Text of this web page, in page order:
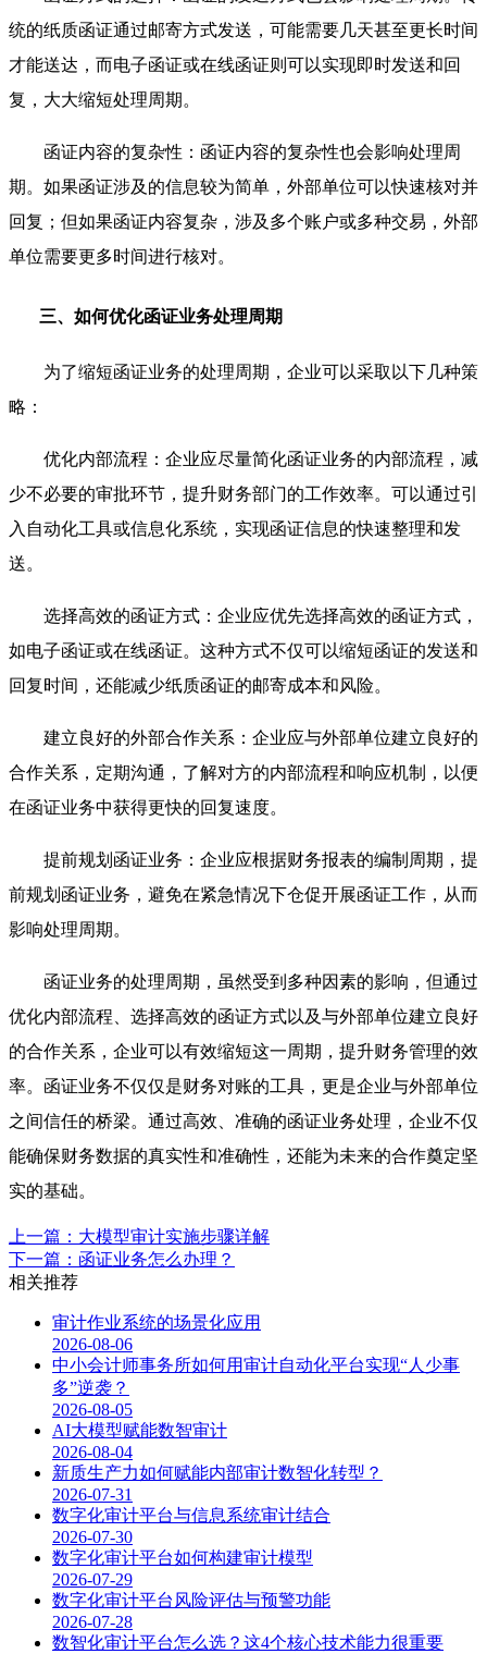
统的纸质函证通过邮寄方式发送，可能需要几天甚至更长时间
才能送达，而电子函证或在线函证则可以实现即时发送和回
复，大大缩短处理周期。
函证内容的复杂性：函证内容的复杂性也会影响处理周
期。如果函证涉及的信息较为简单，外部单位可以快速核对并
回复；但如果函证内容复杂，涉及多个账户或多种交易，外部
单位需要更多时间进行核对。
三、如何优化函证业务处理周期
为了缩短函证业务的处理周期，企业可以采取以下几种策
略：
优化内部流程：企业应尽量简化函证业务的内部流程，减
少不必要的审批环节，提升财务部门的工作效率。可以通过引
入自动化工具或信息化系统，实现函证信息的快速整理和发
送。
选择高效的函证方式：企业应优先选择高效的函证方式，
如电子函证或在线函证。这种方式不仅可以缩短函证的发送和
回复时间，还能减少纸质函证的邮寄成本和风险。
建立良好的外部合作关系：企业应与外部单位建立良好的
合作关系，定期沟通，了解对方的内部流程和响应机制，以便
在函证业务中获得更快的回复速度。
提前规划函证业务：企业应根据财务报表的编制周期，提
前规划函证业务，避免在紧急情况下仓促开展函证工作，从而
影响处理周期。
函证业务的处理周期，虽然受到多种因素的影响，但通过
优化内部流程、选择高效的函证方式以及与外部单位建立良好
的合作关系，企业可以有效缩短这一周期，提升财务管理的效
率。函证业务不仅仅是财务对账的工具，更是企业与外部单位
之间信任的桥梁。通过高效、准确的函证业务处理，企业不仅
能确保财务数据的真实性和准确性，还能为未来的合作奠定坚
实的基础。
上一篇：大模型审计实施步骤详解
下一篇：函证业务怎么办理？
相关推荐
审计作业系统的场景化应用
2026-08-06
中小会计师事务所如何用审计自动化平台实现“人少事
多”逆袭？
2026-08-05
AI大模型赋能数智审计
2026-08-04
新质生产力如何赋能内部审计数智化转型？
2026-07-31
数字化审计平台与信息系统审计结合
2026-07-30
数字化审计平台如何构建审计模型
2026-07-29
数字化审计平台风险评估与预警功能
2026-07-28
数智化审计平台怎么选？这4个核心技术能力很重要